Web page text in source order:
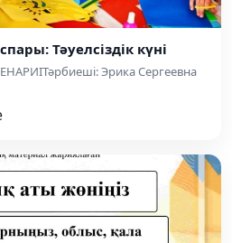
Тәуелсіздік күні
Эрика Сергеевна